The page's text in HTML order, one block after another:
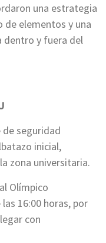
una estrategia
de elementos y una
dentro y fuera del
seguridad
inicial,
zona universitaria.
Olímpico
16:00 horas, por
con